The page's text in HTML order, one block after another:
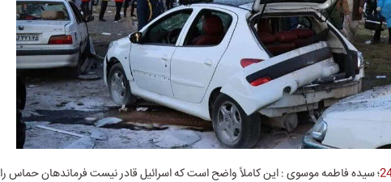
؛ سیده فاطمه موسوی : این کاملاً واضح است که اسرائیل قادر نیست فرماندهان حماس را